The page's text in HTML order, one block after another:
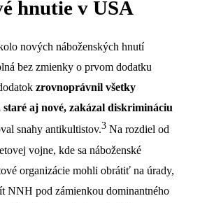
hnutie v USA
nových náboženských hnutí
bez zmienky o prvom dodatku
zrovnoprávnil všetky
staré aj nové, zakázal diskrimináciu
snahy antikultistov.3 Na rozdiel od
vojne, kde sa náboženské
organizácie mohli obrátiť na úrady,
NNH pod zámienkou dominantného